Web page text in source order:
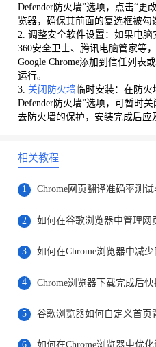
Defender防火墙”选项，点击“更
览器，确保其前面的复选框被勾
2. 调整安全软件设置：如果电
360安全卫士、腾讯电脑管家等
Google Chrome添加到信任列表
运行。
3. 关闭防火墙临时安装：在防火
Defender防火墙”选项，可暂时
去防火墙的保护，安装完成后应
相关教程
1
2 如何在谷歌浏览器中管理网
3
4
5 谷歌浏览器如何自定义首页
6